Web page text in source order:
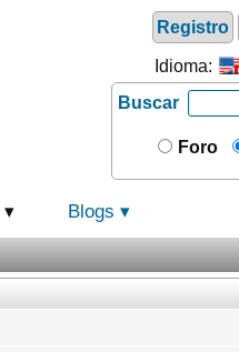
Registro
Idioma:
Buscar
Foro
Blogs